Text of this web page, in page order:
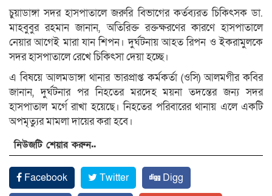
চুয়াডাঙ্গা সদর হাসপাতালে জরুরি বিভাগের কর্তব্যরত চিকিৎসক ডা.
মাহবুবুর রহমান জানান, অতিরিক্ত রক্তক্ষরণের কারণে হাসপাতালে
নেয়ার আগেই মারা যান শিপন। দুর্ঘটনায় আহত রিপন ও ইকরামুলকে
সদর হাসপাতালে রেখে চিকিৎসা দেয়া হচ্ছে।
এ বিষয়ে আলমডাঙ্গা থানার ভারপ্রাপ্ত কর্মকর্তা (ওসি) আলমগীর কবির
জানান, দুর্ঘটনার পর নিহতের মরদেহ ময়না তদন্তের জন্য সদর
হাসপাতাল মর্গে রাখা হয়েছে। নিহতের পরিবারের থানায় এলে একটি
অপমৃত্যুর মামলা দায়ের করা হবে।
নিউজটি শেয়ার করুন..
Facebook Twitter
Digg